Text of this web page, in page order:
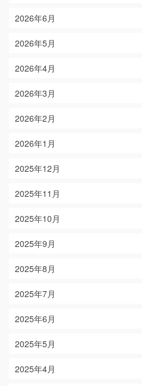
2026年6月
2026年5月
2026年4月
2026年3月
2026年2月
2026年1月
2025年12月
2025年11月
2025年10月
2025年9月
2025年8月
2025年7月
2025年6月
2025年5月
2025年4月